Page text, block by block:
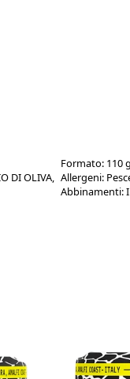
DI OLIVA,
Formato: 110 g
Allergeni:
Abbinamenti: